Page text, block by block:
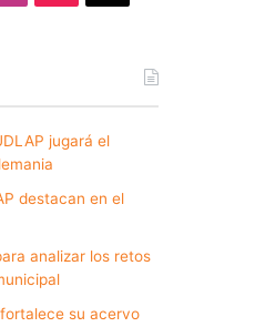
jugará el
destacan en el
analizar los retos
su acervo